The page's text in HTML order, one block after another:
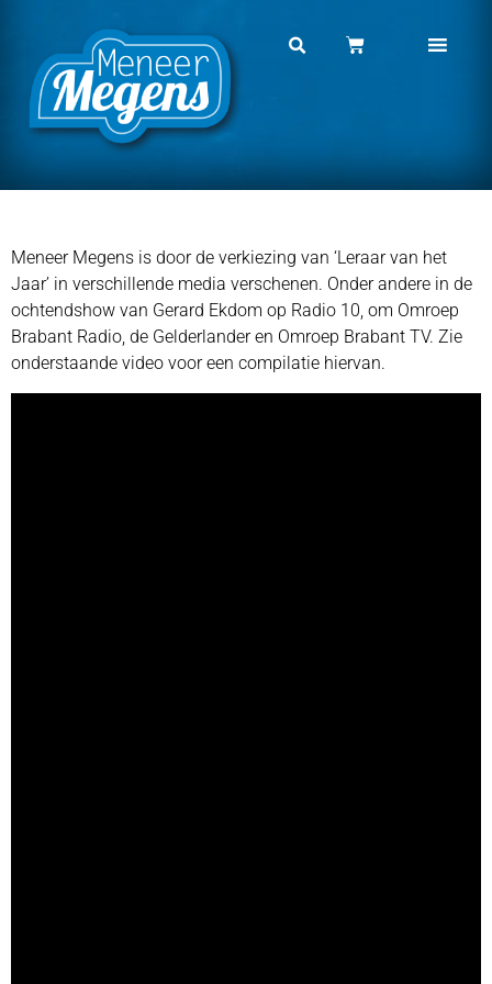
Meneer Megens is door de verkiezing van ‘Leraar van het
Jaar’ in verschillende media verschenen. Onder andere in de
ochtendshow van Gerard Ekdom op Radio 10, om Omroep
Brabant Radio, de Gelderlander en Omroep Brabant TV. Zie
onderstaande video voor een compilatie hiervan.